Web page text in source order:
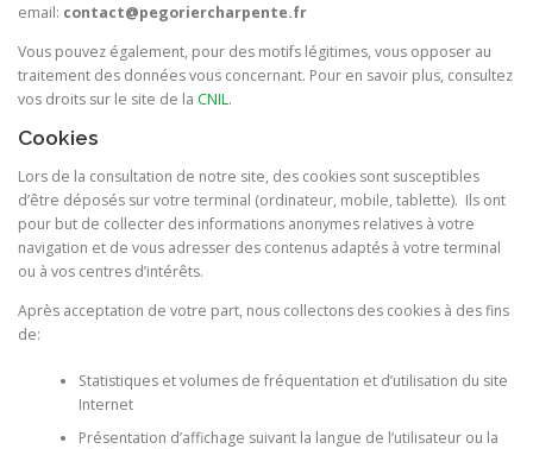
email: contact@pegoriercharpente.fr
Vous pouvez également, pour des motifs légitimes, vous opposer au
traitement des données vous concernant. Pour en savoir plus, consultez
vos droits sur le site de la CNIL.
Cookies
Lors de la consultation de notre site, des cookies sont susceptibles
d’être déposés sur votre terminal (ordinateur, mobile, tablette). Ils ont
pour but de collecter des informations anonymes relatives à votre
navigation et de vous adresser des contenus adaptés à votre terminal
ou à vos centres d’intérêts.
Après acceptation de votre part, nous collectons des cookies à des fins
de:
Statistiques et volumes de fréquentation et d’utilisation du site
Internet
Présentation d’affichage suivant la langue de l’utilisateur ou la